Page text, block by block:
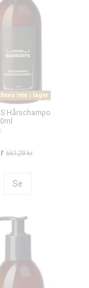
inte i lager
Hårschampo
661,29 kr
Se